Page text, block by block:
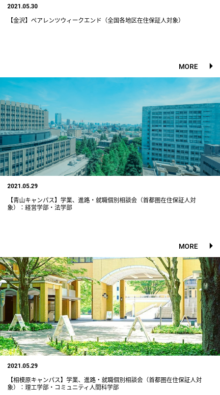
2021.05.30
【金沢】ペアレンツウィークエンド（全国各地区在住保証人対象）
MORE
2021.05.29
【青山キャンパス】学業、進路・就職個別相談会（首都圏在住保証人対
象）：経営学部・法学部
MORE
2021.05.29
【相模原キャンパス】学業、進路・就職個別相談会（首都圏在住保証人対
象）：理工学部・コミュニティ人間科学部